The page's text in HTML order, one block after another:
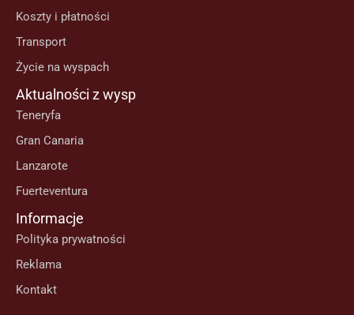
Koszty i płatności
Transport
Życie na wyspach
Aktualności z wysp
Teneryfa
Gran Canaria
Lanzarote
Fuerteventura
Informacje
Polityka prywatności
Reklama
Kontakt